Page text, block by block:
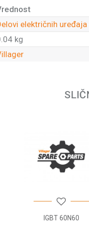
električnih
kg
IGBT 60N60